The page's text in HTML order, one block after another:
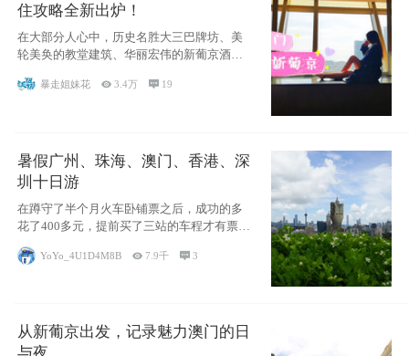
住攻略全新出炉！
在大部分人心中，历史名胜大三巴牌坊、美
轮美奂的教堂建筑、华丽宏伟的新葡京酒
暴走姐妹花 3.4万  19
暑假广州、珠海、澳门、香港、深
圳十日游
在蹲守了半个月火车卧铺票之后，成功的多
花了400多元，提前买了三站的车程才有票并
YoYo_4U1D4M8B 7.9千  3
从新葡京出发，记录魅力澳门的日